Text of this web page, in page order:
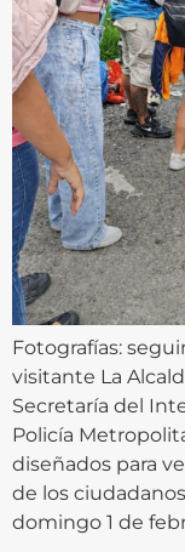
Fotografías:
visitante La
Secretaría del
Policía
diseñados para
de los
domingo 1 de